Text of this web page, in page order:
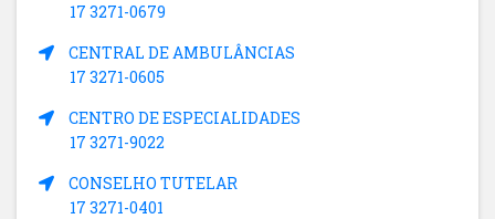
17 3271-0679
CENTRAL DE AMBULÂNCIAS
17 3271-0605
CENTRO DE ESPECIALIDADES
17 3271-9022
CONSELHO TUTELAR
17 3271-0401